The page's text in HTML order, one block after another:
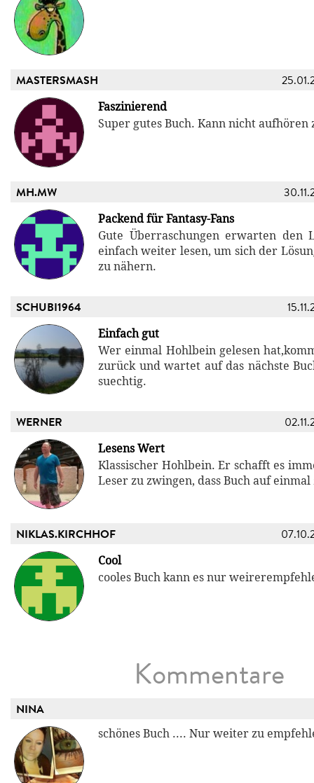
MASTERSMASH
Faszinierend
Super gutes Buch. Kann nicht aufhören
MH.MW
Packend für Fantasy-Fans
Gute Überraschungen erwarten den
einfach weiter lesen, um sich der
zu nähern.
SCHUBI1964
Einfach gut
Wer einmal Hohlbein gelesen
zurück und wartet auf das nächste
suechtig.
WERNER
Lesens Wert
Klassischer Hohlbein. Er schafft es
Leser zu zwingen, dass Buch auf einmal
NIKLAS.KIRCHHOF
Cool
cooles Buch kann es nur
Kommentare
NINA
schönes Buch .... Nur weiter zu